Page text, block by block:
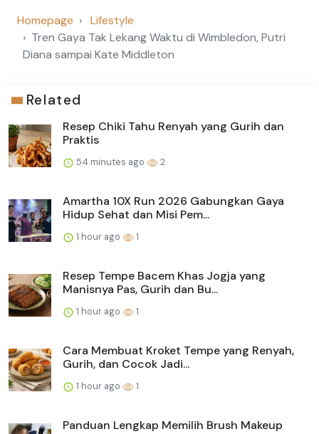
Homepage
Lifestyle
Tren Gaya Tak Lekang Waktu di Wimbledon, Putri
Diana sampai Kate Middleton
Related
Resep Chiki Tahu Renyah yang Gurih dan
Praktis
54 minutes ago 2
Amartha 10X Run 2026 Gabungkan Gaya
Hidup Sehat dan Misi Pem...
1 hour ago 1
Resep Tempe Bacem Khas Jogja yang
Manisnya Pas, Gurih dan Bu...
1 hour ago 1
Cara Membuat Kroket Tempe yang Renyah,
Gurih, dan Cocok Jadi...
1 hour ago 1
Panduan Lengkap Memilih Brush Makeup